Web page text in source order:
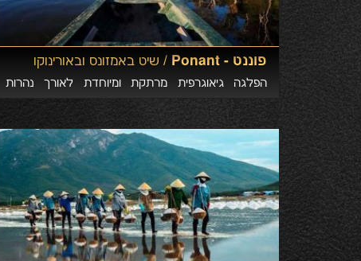
פוננט - Ponant / שיט באמזונס ובאורינוקו
הפלגה גיאוגרפית מרתקת ומיוחדת לאורך נהרות
האמזונס והאורינוקו בברזיל. הזדמנות נפלאה לגלות את
סודותיהם של 2 נהרות אגדתיים עם נופי קדומים של
יערות וצמחיה סבוכה ובעלי חיים אופיינים לאיזור.